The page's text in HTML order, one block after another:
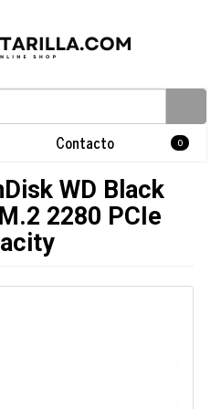
Contacto 0
WD Black
2280 PCIe